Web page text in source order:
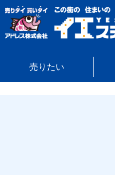
売りたい
イエステーション »